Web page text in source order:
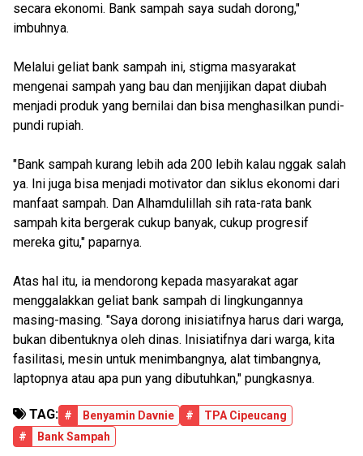
secara ekonomi. Bank sampah saya sudah dorong,"
imbuhnya.
Melalui geliat bank sampah ini, stigma masyarakat
mengenai sampah yang bau dan menjijikan dapat diubah
menjadi produk yang bernilai dan bisa menghasilkan pundi-
pundi rupiah.
"Bank sampah kurang lebih ada 200 lebih kalau nggak salah
ya. Ini juga bisa menjadi motivator dan siklus ekonomi dari
manfaat sampah. Dan Alhamdulillah sih rata-rata bank
sampah kita bergerak cukup banyak, cukup progresif
mereka gitu," paparnya.
Atas hal itu, ia mendorong kepada masyarakat agar
menggalakkan geliat bank sampah di lingkungannya
masing-masing. "Saya dorong inisiatifnya harus dari warga,
bukan dibentuknya oleh dinas. Inisiatifnya dari warga, kita
fasilitasi, mesin untuk menimbangnya, alat timbangnya,
laptopnya atau apa pun yang dibutuhkan," pungkasnya.
TAG: # Benyamin Davnie #
TPA Cipeucang
#
Bank Sampah